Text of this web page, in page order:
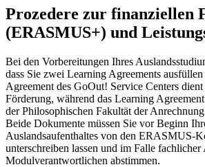
Prozedere zur finanziellen
(ERASMUS+) und
Bei den Vorbereitungen Ihres
dass Sie zwei Learning Agreements
Agreement des GoOut! Service Centers
Förderung, während das Learning
der Philosophischen Fakultät der
Beide Dokumente müssen Sie vor Beginn
Auslandsaufenthaltes von den ERASMUS-
unterschreiben lassen und im Falle
Modulverantwortlichen abstimmen.